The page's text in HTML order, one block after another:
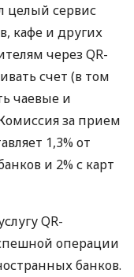
целый сервис
кафе и других
через QR-
счет (в том
чаевые и
за прием
1,3% от
и 2% с карт
QR-
операции
банков.